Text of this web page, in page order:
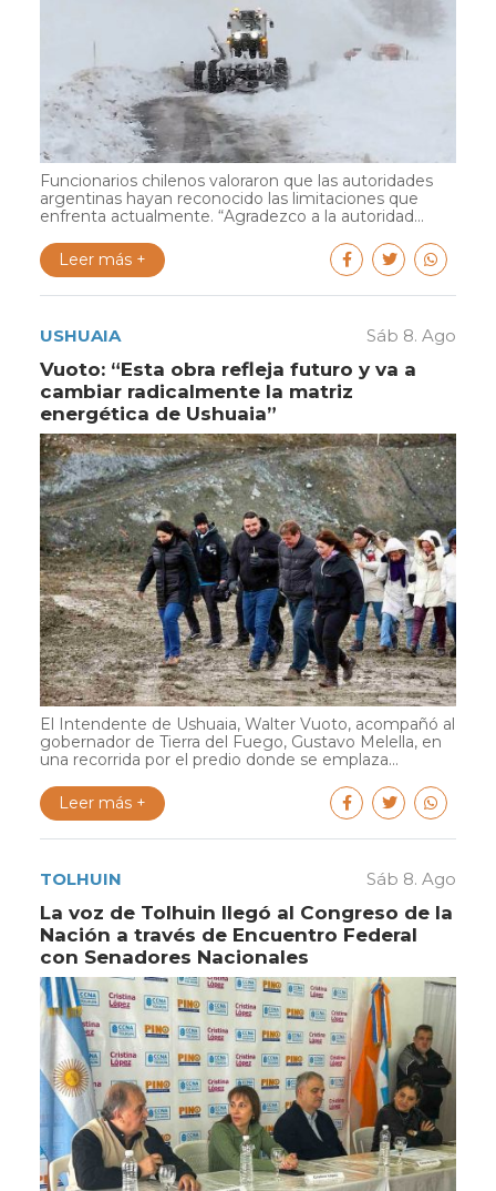
Funcionarios chilenos valoraron que las autoridades
argentinas hayan reconocido las limitaciones que
enfrenta actualmente. “Agradezco a la autoridad...
Leer más +
USHUAIA Sáb 8. Ago
Vuoto: “Esta obra refleja futuro y va a
cambiar radicalmente la matriz
energética de Ushuaia”
El Intendente de Ushuaia, Walter Vuoto, acompañó al
gobernador de Tierra del Fuego, Gustavo Melella, en
una recorrida por el predio donde se emplaza...
Leer más +
TOLHUIN Sáb 8. Ago
La voz de Tolhuin llegó al Congreso de la
Nación a través de Encuentro Federal
con Senadores Nacionales